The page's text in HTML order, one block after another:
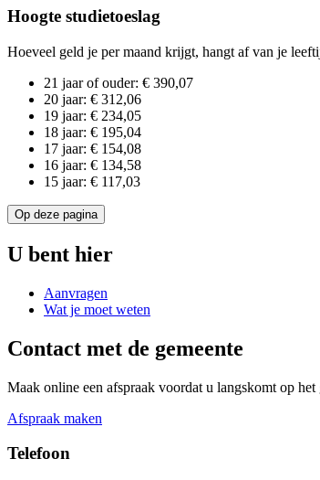
Hoogte studietoeslag
Hoeveel geld je per maand krijgt, hangt af van je
21 jaar of ouder: € 390,07
20 jaar: € 312,06
19 jaar: € 234,05
18 jaar: € 195,04
17 jaar: € 154,08
16 jaar: € 134,58
15 jaar: € 117,03
Op deze pagina
U bent hier
Aanvragen
Wat je moet weten
Contact met de gemeente
Maak online een afspraak voordat u langskomt op
Afspraak maken
Telefoon